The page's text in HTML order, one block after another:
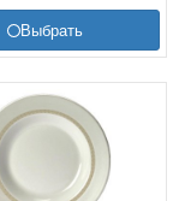
Выбрать